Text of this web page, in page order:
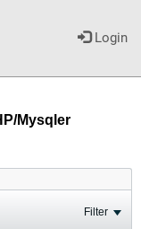
Login
Mysqler
Filter